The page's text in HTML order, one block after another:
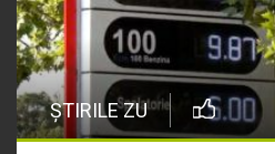
ȘTIRILE ZU